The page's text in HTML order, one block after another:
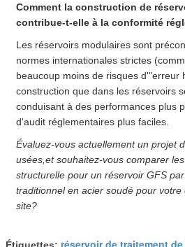
Comment la construction de
contribue-t-elle à la conformité
Les réservoirs modulaires sont
normes internationales strictes
beaucoup moins de risques d'"erreur
construction que dans les réservoirs
conduisant à des performances plus
d'audit réglementaires plus faciles.
Évaluez-vous actuellement un projet
usées,et souhaitez-vous comparer
structurelle pour un réservoir GFS
traditionnel en acier soudé pour
site?
réservoir de traitement